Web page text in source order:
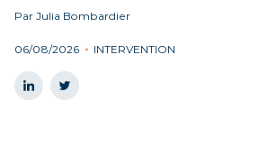
Par Julia Bombardier
06/08/2026 INTERVENTION